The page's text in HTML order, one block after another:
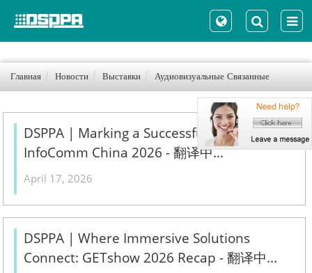
Главная Новости Выставки Аудиовизуальные Связанные
DSPPA | Marking a Successful Close at
InfoComm China 2026 - 翻译中...
April 17, 2026
DSPPA | Where Immersive Solutions
Connect: GETshow 2026 Recap - 翻译中...